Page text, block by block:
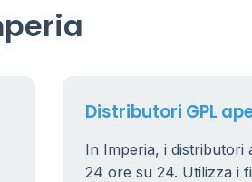
Distributori GPL
In Imperia, i distributori
24 ore su 24. Utilizza i